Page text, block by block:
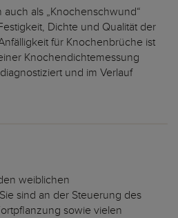
als „Knochenschwund“
Dichte und Qualität der
für Knochenbrüche ist
Knochendichtemessung
und im Verlauf
weiblichen
sind an der Steuerung des
sowie vielen